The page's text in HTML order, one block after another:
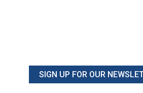
SIGN UP FOR OUR